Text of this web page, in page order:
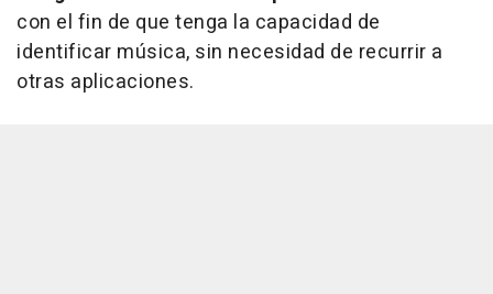
con el fin de que tenga la capacidad de
identificar música, sin necesidad de recurrir a
otras aplicaciones.